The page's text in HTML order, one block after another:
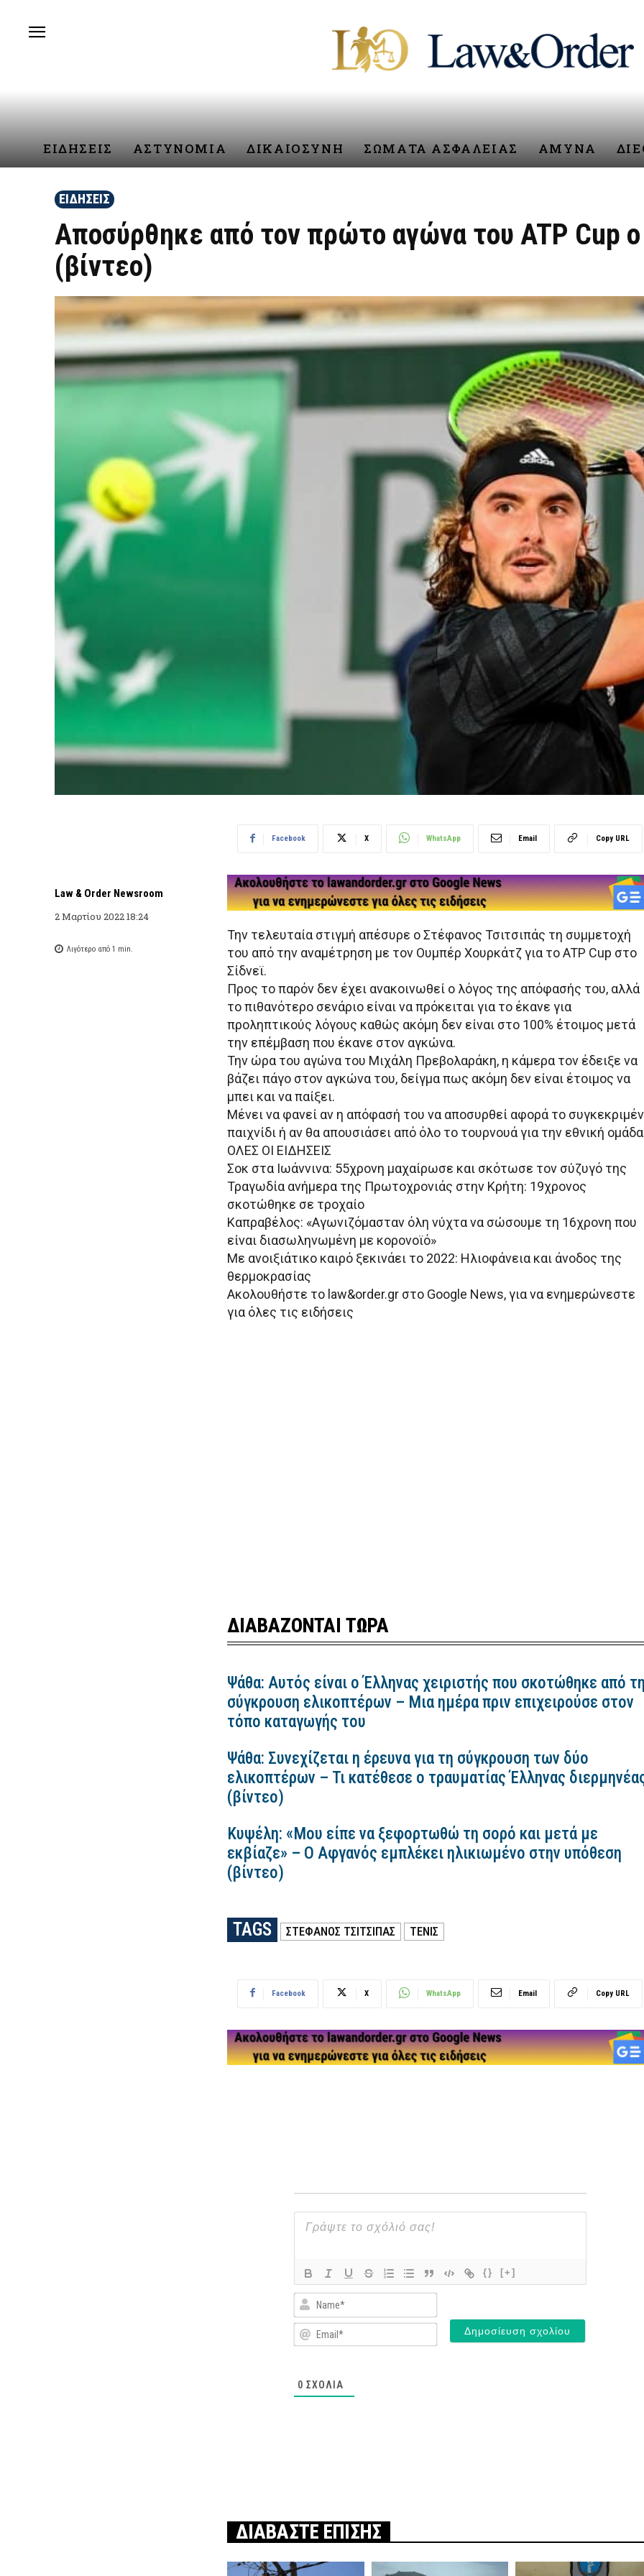
ΕΙΔΗΣΕΙΣ ΑΣΤΥΝΟΜΙΑ ΔΙΚΑΙΟΣΥΝΗ ΣΩΜΑΤΑ ΑΣΦΑΛΕΙΑΣ ΑΜΥΝΑ
ΕΙΔΗΣΕΙΣ
Αποσύρθηκε από τον πρώτο αγώνα του ATP Cup ο
(βίντεο)
Law & Order Newsroom
2 Μαρτίου 2022 18:24
Λιγότερο από 1 min.
Facebook X WhatsApp Email Copy URL
Την τελευταία στιγμή απέσυρε ο Στέφανος Τσιτσιπάς τη συμμετοχή
του από την αναμέτρηση με τον Ουμπέρ Χουρκάτζ για το ATP Cup στο
Σίδνεϊ.
Προς το παρόν δεν έχει ανακοινωθεί ο λόγος της απόφασής του, αλλά
το πιθανότερο σενάριο είναι να πρόκειται για το έκανε για
προληπτικούς λόγους καθώς ακόμη δεν είναι στο 100% έτοιμος μετά
την επέμβαση που έκανε στον αγκώνα.
Την ώρα του αγώνα του Μιχάλη Πρεβολαράκη, η κάμερα τον έδειξε να
βάζει πάγο στον αγκώνα του, δείγμα πως ακόμη δεν είναι έτοιμος να
μπει και να παίξει.
Μένει να φανεί αν η απόφασή του να αποσυρθεί αφορά το
παιχνίδι ή αν θα απουσιάσει από όλο το τουρνουά για την εθνική
ΟΛΕΣ ΟΙ ΕΙΔΗΣΕΙΣ
Σοκ στα Ιωάννινα: 55χρονη μαχαίρωσε και σκότωσε τον σύζυγό της
Τραγωδία ανήμερα της Πρωτοχρονιάς στην Κρήτη: 19χρονος
σκοτώθηκε σε τροχαίο
Καπραβέλος: «Αγωνιζόμασταν όλη νύχτα να σώσουμε τη 16χρονη που
είναι διασωληνωμένη με κορονοϊό»
Με ανοιξιάτικο καιρό ξεκινάει το 2022: Ηλιοφάνεια και άνοδος της
θερμοκρασίας
Ακολουθήστε το law&order.gr στο Google News, για να ενημερώνεστε
για όλες τις ειδήσεις
ΔΙΑΒΑΖΟΝΤΑΙ ΤΩΡΑ
Ψάθα: Αυτός είναι ο Έλληνας χειριστής που σκοτώθηκε από τη
σύγκρουση ελικοπτέρων – Μια ημέρα πριν επιχειρούσε στον
τόπο καταγωγής του
Ψάθα: Συνεχίζεται η έρευνα για τη σύγκρουση των δύο
ελικοπτέρων – Τι κατέθεσε ο τραυματίας Έλληνας
(βίντεο)
Κυψέλη: «Μου είπε να ξεφορτωθώ τη σορό και μετά με
εκβίαζε» – Ο Αφγανός εμπλέκει ηλικιωμένο στην υπόθεση
(βίντεο)
TAGS ΣΤΕΦΑΝΟΣ ΤΣΙΤΣΙΠΑΣ ΤΕΝΙΣ
Facebook X WhatsApp Email Copy URL
{} [+]
Name*
Email*
0 ΣΧΌΛΙΑ
ΔΙΑΒΑΣΤΕ ΕΠΙΣΗΣ